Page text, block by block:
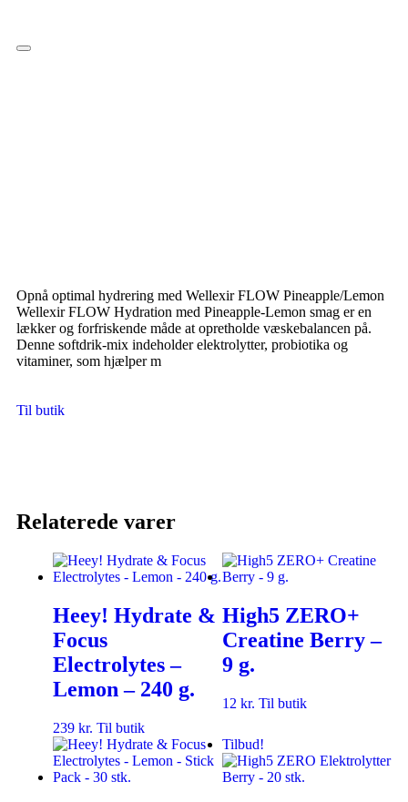
Hamburger Toggle Menu
Opnå optimal hydrering med Wellexir FLOW Pineapple/Lemon
Wellexir FLOW Hydration med Pineapple-Lemon smag er en
lækker og forfriskende måde at opretholde væskebalancen på.
Denne softdrik-mix indeholder elektrolytter, probiotika og
vitaminer, som hjælper m
Til butik
Relaterede varer
Heey! Hydrate &
Focus
Electrolytes –
Lemon – 240 g.
239 kr. Til butik
High5 ZERO+
Creatine Berry –
9 g.
12 kr. Til butik
Tilbud!